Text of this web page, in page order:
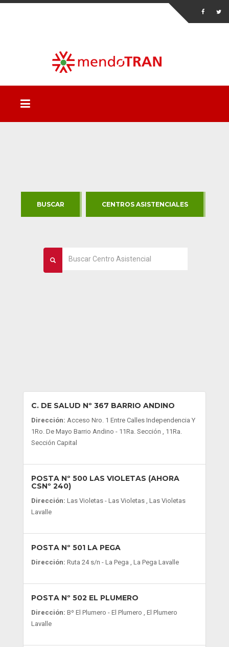
BUSCAR CENTROS ASISTENCIALES
C. DE SALUD Nº 367 BARRIO ANDINO
Dirección: Acceso Nro. 1 Entre Calles Independencia Y
1Ro. De Mayo Barrio Andino - 11Ra. Sección , 11Ra.
Sección Capital
POSTA Nº 500 LAS VIOLETAS (AHORA
CSNº 240)
Dirección: Las Violetas - Las Violetas , Las Violetas
Lavalle
POSTA Nº 501 LA PEGA
Dirección: Ruta 24 s/n - La Pega , La Pega Lavalle
POSTA Nº 502 EL PLUMERO
Dirección: Bº El Plumero - El Plumero , El Plumero
Lavalle